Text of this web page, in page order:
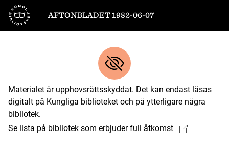
Till startsidan
AFTONBLADET 1982-06-07
Materialet är upphovsrättsskyddat. Det kan endast läsas
digitalt på Kungliga biblioteket och på ytterligare några
bibliotek.
Se lista på bibliotek som erbjuder full åtkomst